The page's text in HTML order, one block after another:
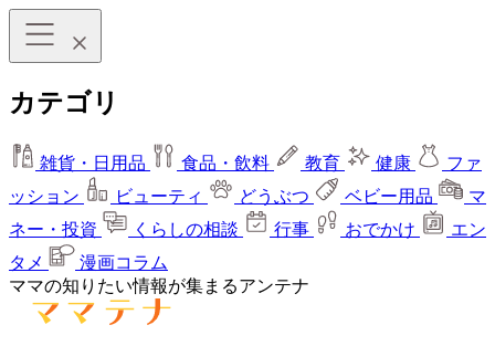
カテゴリ
雑貨・日用品 食品・飲料 教育 健康
ファ
ッション
ビューティ どうぶつ ベビー用品
マ
ネー・投資
くらしの相談 行事 おでかけ
エン
タメ
漫画コラム
ママの知りたい情報が集まるアンテナ